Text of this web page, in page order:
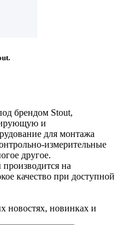
брендом Stout,
и
для монтажа
измерительные
другое.
на
качество при доступной
новостях, новинках и